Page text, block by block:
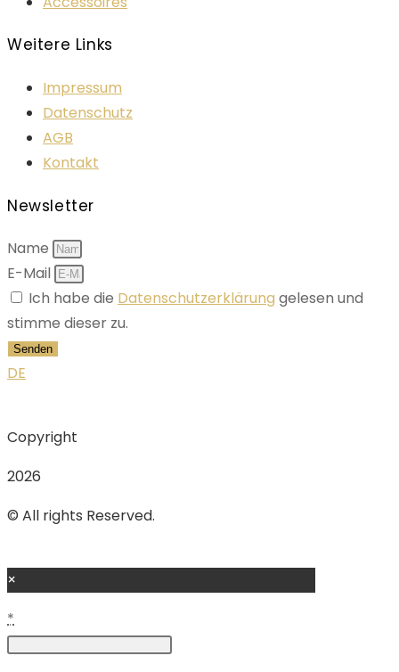
Weitere Links
Impressum
Datenschutz
AGB
Kontakt
Newsletter
Name
E-Mail
Ich habe die Datenschutzerklärung gelesen und
stimme dieser zu.
Senden
DE
Copyright
2026
© All rights Reserved.
×
*